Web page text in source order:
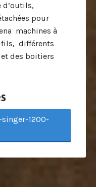
d’outils,
pour
machines à
fils, différents
des boitiers
1200-